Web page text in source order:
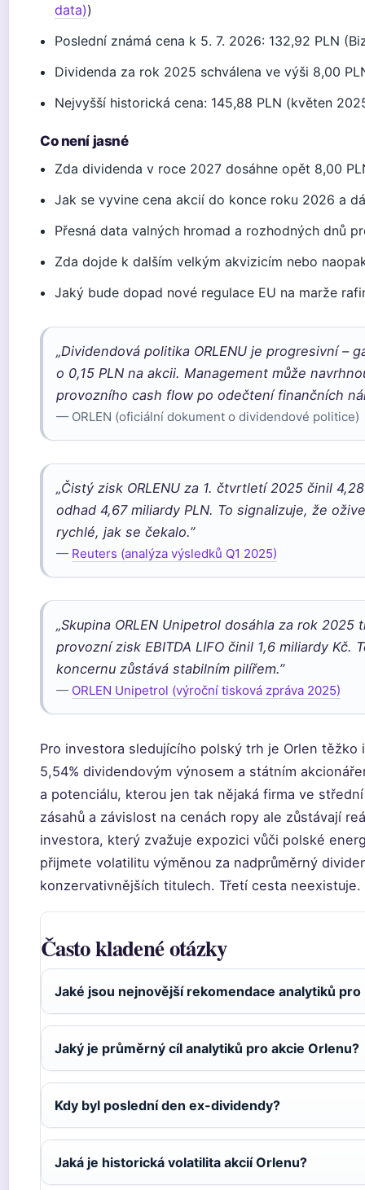
data))
Poslední známá cena k 5. 7. 2026: 132,92 PLN
Dividenda za rok 2025 schválena ve výši 8,00
Nejvyšší historická cena: 145,88 PLN (květen
Co není jasné
Zda dividenda v roce 2027 dosáhne opět 8,00
Jak se vyvine cena akcií do konce roku 2026 a
Přesná data valných hromad a rozhodných dnů
Zda dojde k dalším velkým akvizicím nebo
Jaký bude dopad nové regulace EU na marže
„Dividendová politika ORLENU je progresivní –
o 0,15 PLN na akcii. Management může
provozního cash flow po odečtení finančních
— ORLEN (oficiální dokument o dividendové politice)
„Čistý zisk ORLENU za 1. čtvrtletí 2025 činil
odhad 4,67 miliardy PLN. To signalizuje, že
rychlé, jak se čekalo.”
— Reuters (analýza výsledků Q1 2025)
„Skupina ORLEN Unipetrol dosáhla za rok 2025
provozní zisk EBITDA LIFO činil 1,6 miliardy Kč.
koncernu zůstává stabilním pilířem.”
— ORLEN Unipetrol (výroční tisková zpráva 2025)
Pro investora sledujícího polský trh je Orlen těžko
5,54% dividendovým výnosem a státním
a potenciálu, kterou jen tak nějaká firma ve
zásahů a závislost na cenách ropy ale zůstávají
investora, který zvažuje expozici vůči polské
přijmete volatilitu výměnou za nadprůměrný
konzervativnějších titulech. Třetí cesta neexistuje.
Často kladené otázky
Jaké jsou nejnovější rekomendace analytiků pro
Jaký je průměrný cíl analytiků pro akcie Orlenu?
Kdy byl poslední den ex-dividendy?
Jaká je historická volatilita akcií Orlenu?